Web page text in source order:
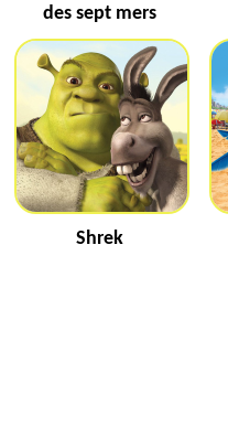
des sept mers
Shrek